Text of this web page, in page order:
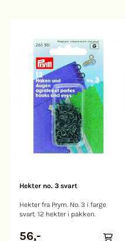
Hekter no. 3 svart
Hekter fra Prym. No. 3 i farge
svart. 12 hekter i pakken.
56,-